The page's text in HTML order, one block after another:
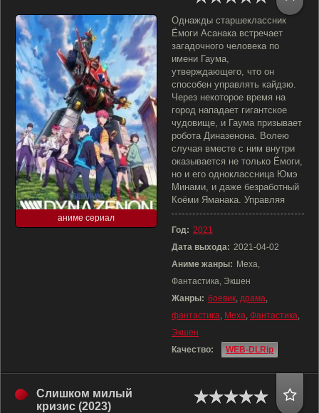
аниме сериал
Однажды старшеклассник
Ёмоги Асанака встречает
загадочного человека по
имени Гаума,
утверждающего, что он
способен управлять кайдзю.
Через некоторое время на
город нападает гигантское
чудовище, и Гаума призывает
робота Диназенона. Волею
случая вместе с ним внутри
оказывается не только Ёмоги,
но и его одноклассница Юмэ
Минами, и даже безработный
Коёми Яманака. Управляя
Год: 2021
Дата выхода: 2021-04-02
Аниме жанры: Меха,
Фантастика, Экшен
Жанры: боевик, драма,
фантастика, Меха, Фантастика,
Экшен
Качество:
WEB-DLRip
Слишком милый
кризис (2023)